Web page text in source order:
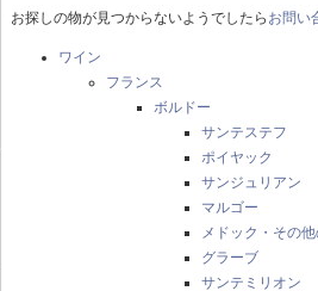
お探しの物が見つからないようでしたら お問い
ワイン
フランス
ボルドー
サンテステフ
ポイヤック
サンジュリアン
マルゴー
メドック・その
グラーブ
サンテミリオン